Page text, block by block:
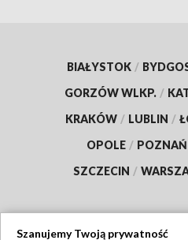
BIAŁYSTOK /
GORZÓW WLKP. /
KRAKÓW / LUBLIN /
OPOLE / POZNAŃ
SZCZECIN /
Szanujemy Twoją prywatność